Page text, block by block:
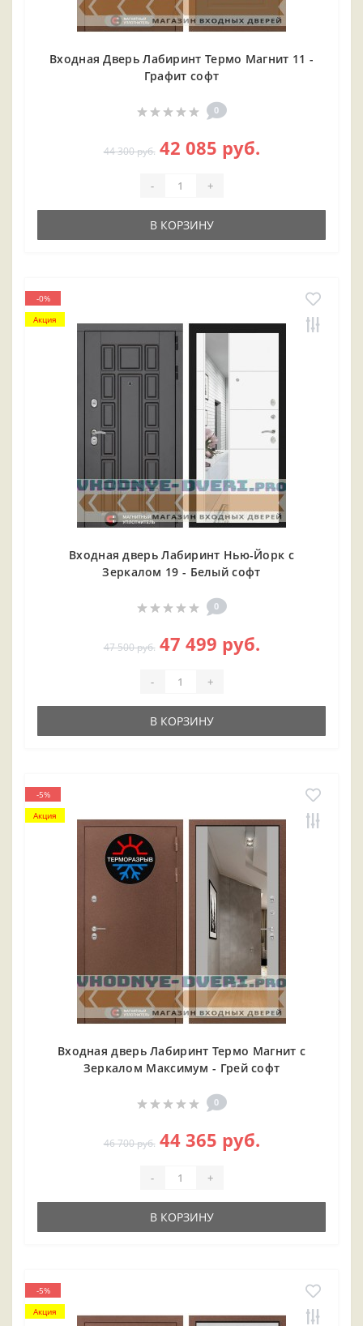
Входная Дверь Лабиринт Термо Магнит 11 -
Графит софт
0
44 300 руб. 42 085 руб.
- +
В КОРЗИНУ
-0%
Акция
Входная дверь Лабиринт Нью-Йорк с
Зеркалом 19 - Белый софт
0
47 500 руб. 47 499 руб.
- +
В КОРЗИНУ
-5%
Акция
Входная дверь Лабиринт Термо Магнит с
Зеркалом Максимум - Грей софт
0
46 700 руб. 44 365 руб.
- +
В КОРЗИНУ
-5%
Акция